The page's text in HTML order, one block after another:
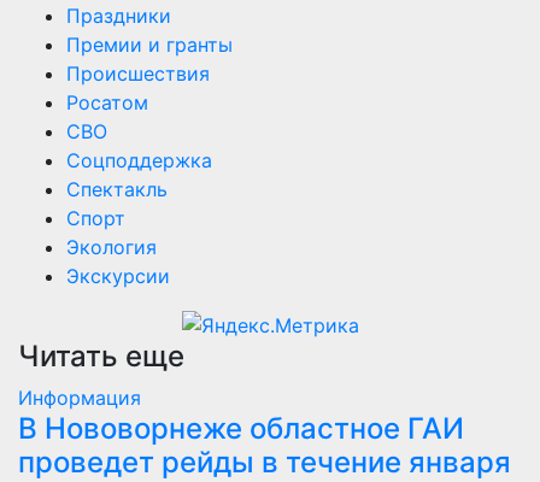
Праздники
Премии и гранты
Происшествия
Росатом
СВО
Соцподдержка
Спектакль
Спорт
Экология
Экскурсии
Читать еще
Информация
В Нововорнеже областное ГАИ
проведет рейды в течение января